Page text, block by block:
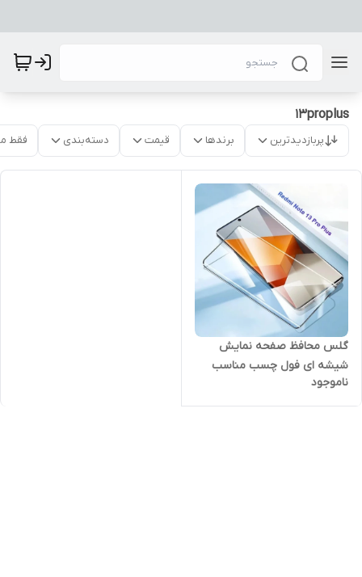
13proplus
پربازدیدترین برندها قیمت دسته‌بندی فقط
گلس محافظ صفحه نمایش
شیشه ای فول چسب مناسب
برای گوشی موبایل شیائومس
NOTE 13 PRO PLUS
ناموجود